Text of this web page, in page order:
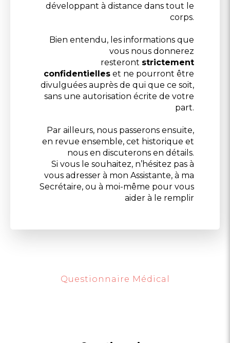
développant à distance dans tout le
corps.
Bien entendu, les informations que
vous nous donnerez
resteront strictement
confidentielles et ne pourront être
divulguées auprès de qui que ce soit,
sans une autorisation écrite de votre
part.
Par ailleurs, nous passerons ensuite,
en revue ensemble, cet historique et
nous en discuterons en détails.
Si vous le souhaitez, n’hésitez pas à
vous adresser à mon Assistante, à ma
Secrétaire, ou à moi-même pour vous
aider à le remplir
Questionnaire Médical